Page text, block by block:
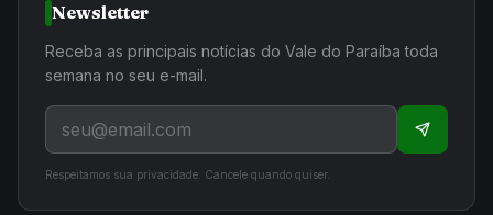
Newsletter
Receba as principais notícias do Vale do Paraíba toda
semana no seu e-mail.
Respeitamos sua privacidade. Cancele quando quiser.